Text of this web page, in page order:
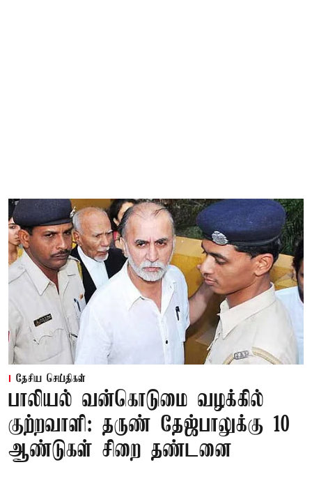
தேசிய செய்திகள்
பாலியல் வன்கொடுமை வழக்கில்
குற்றவாளி: தருண் தேஜ்பாலுக்கு 10
ஆண்டுகள் சிறை தண்டனை